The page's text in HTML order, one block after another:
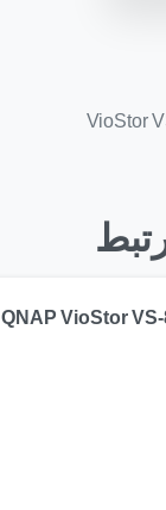
VioStor
QNAP VioStor